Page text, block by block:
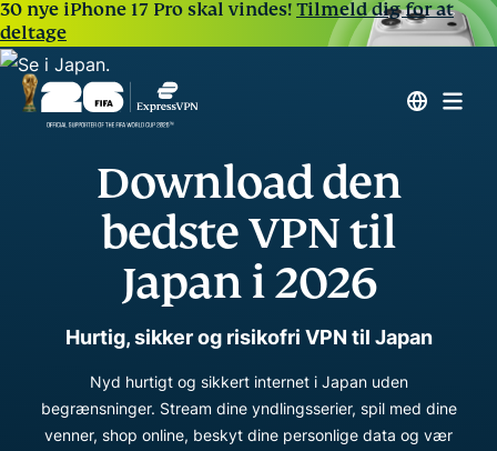
30 nye iPhone 17 Pro skal vindes!Tilmeld dig for at
deltage
Download den
bedste VPN til
Japan i 2026
Hurtig, sikker og risikofri VPN til Japan
Nyd hurtigt og sikkert internet i Japan uden
begrænsninger. Stream dine yndlingsserier, spil med dine
venner, shop online, beskyt dine personlige data og vær